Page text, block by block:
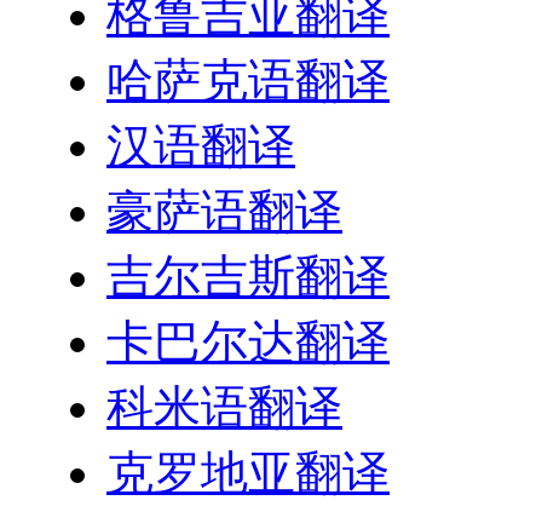
格鲁吉亚翻译
哈萨克语翻译
汉语翻译
豪萨语翻译
吉尔吉斯翻译
卡巴尔达翻译
科米语翻译
克罗地亚翻译